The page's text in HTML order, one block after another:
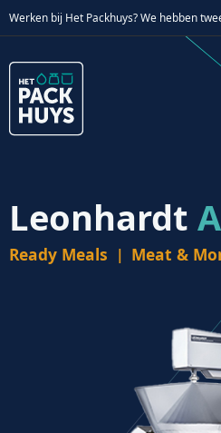
Verder naar navigatie
Ga naar hoofdinhoud
Footer
Werken bij Het Packhuys? We hebben
Leonhardt
Ready Meals Meat &